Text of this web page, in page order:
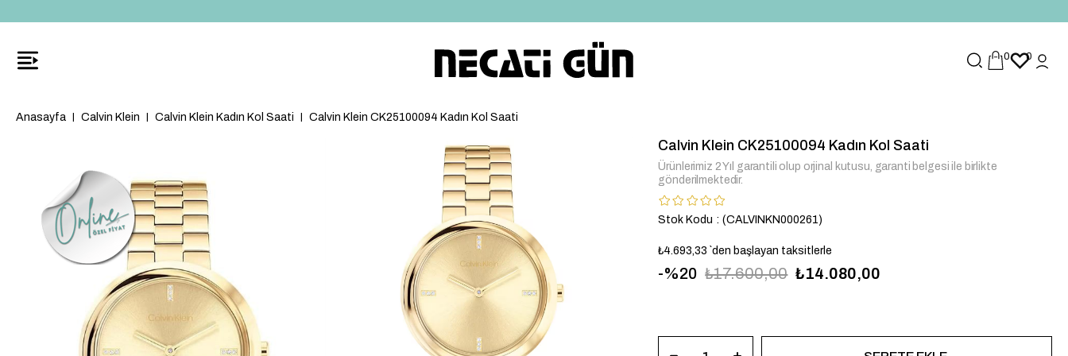
0 0
Anasayfa Calvin Klein Calvin Klein Kadın Kol Saati Calvin Klein CK25100094 Kadın Kol Saati
Calvin Klein CK25100094 Kadın Kol Saati
Ürünlerimiz 2 Yıl garantili olup orjinal kutusu, garanti belgesi ile birlikte
gönderilmektedir.
Stok Kodu (CALVINKN000261)
₺4.693,33 `den başlayan taksitlerle
20 ₺17.600,00 ₺14.080,00